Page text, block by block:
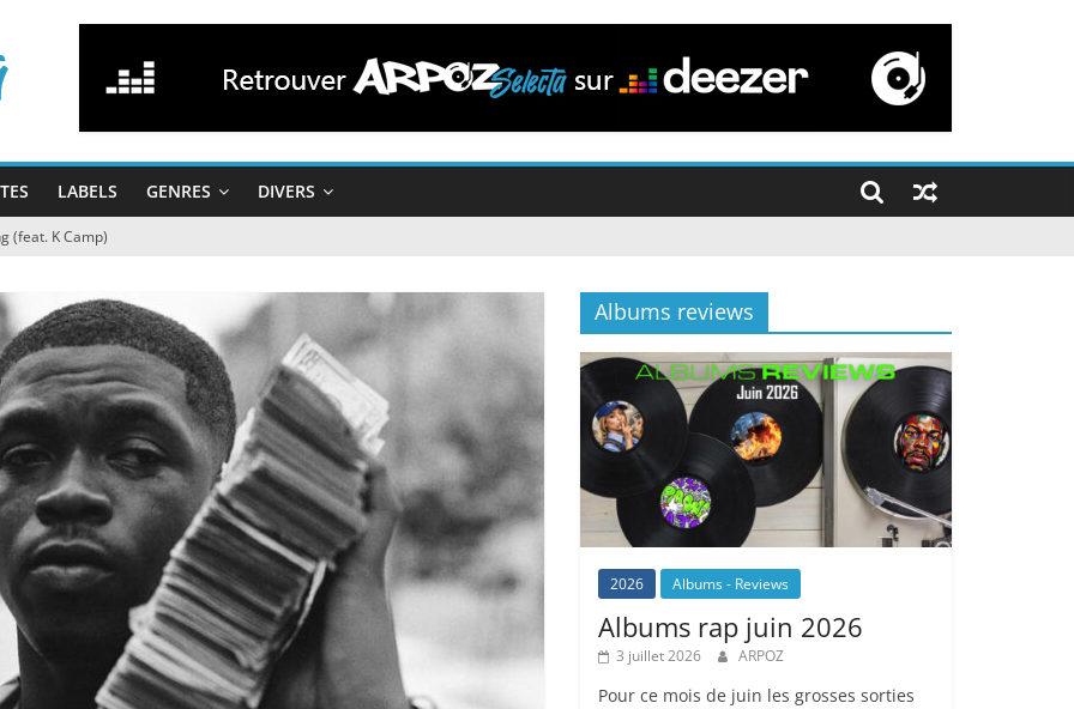
LABELS GENRES DIVERS
(feat. K Camp)
Albums reviews
2026 Albums - Reviews
Albums rap juin 2026
3 juillet 2026 ARPOZ
Pour ce mois de juin les grosses sorties